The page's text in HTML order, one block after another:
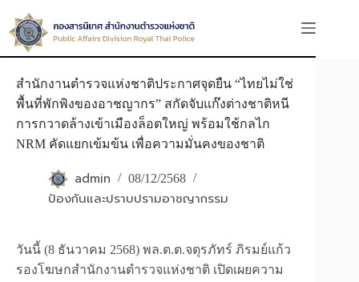
to
content
สำนักงานตำรวจแห่งชาติประกาศจุดยืน “ไทยไม่ใช่
พื้นที่พักพิงของอาชญากร” สกัดจับแก๊งต่างชาติหนี
การกวาดล้างเข้าเมืองล็อตใหญ่ พร้อมใช้กลไก
NRM คัดแยกเข้มข้น เพื่อความมั่นคงของชาติ
admin 08/12/2568
ป้องกันและปราบปรามอาชญากรรม
วันนี้ (8 ธันวาคม 2568) พล.ต.ต.จตุรภัทร์ ภิรมย์แก้ว
รองโฆษกสำนักงานตำรวจแห่งชาติ เปิดเผยความ